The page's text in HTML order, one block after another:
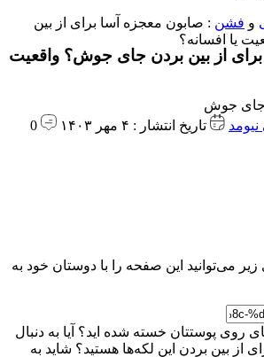
و فشن : صابون معجزه آسا برای از بین
یا افسانه؟
از بین بردن جای جوش؟ واقعیت
تاریخ انتشار : ۴ مهر ۱۴۰۳
0
می‌توانید این صفحه را با دوستان خود به
روی پوستتان خسته شده اید؟ آیا به دنبال
از بین بردن این لکه‌ها هستید؟ شاید به